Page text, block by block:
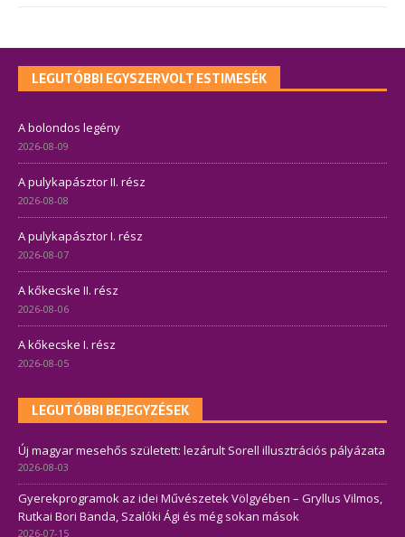
LEGUTÓBBI EGYSZERVOLT ESTIMESÉK
A bolondos legény
2026-08-09
A pulykapásztor II. rész
2026-08-08
A pulykapásztor I. rész
2026-08-07
A kőkecske II. rész
2026-08-06
A kőkecske I. rész
2026-08-05
LEGUTÓBBI BEJEGYZÉSEK
Új magyar mesehős született: lezárult Sorell illusztrációs pályázata
2026-08-03
Gyerekprogramok az idei Művészetek Völgyében – Gryllus Vilmos,
Rutkai Bori Banda, Szalóki Ági és még sokan mások
2026-07-15